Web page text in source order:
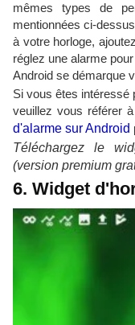
mêmes types de
mentionnées ci-
à votre horloge,
réglez une alarme
Android se démarque
Si vous êtes intéressé
veuillez vous référer
d'alarme sur Android
Téléchargez le
(version premium
6. Widget